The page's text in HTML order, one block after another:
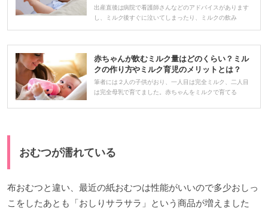
出産直後は病院で看護師さんなどのアドバイスがあります
し、ミルク後すぐに泣いてしまったり、ミルクの飲み
赤ちゃんが飲むミルク量はどのくらい？ミル
クの作り方やミルク育児のメリットとは？
筆者には２人の子供がおり、一人目は完全ミルク、二人目
は完全母乳で育てました。赤ちゃんをミルクで育てる
おむつが濡れている
布おむつと違い、最近の紙おむつは性能がいいので多少おしっ
こをしたあとも「おしりサラサラ」という商品が増えました